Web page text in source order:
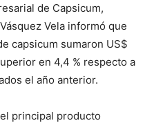
de Capsicum,
Vela informó que
capsicum sumaron US$
en 4,4 % respecto a
el año anterior.
principal producto